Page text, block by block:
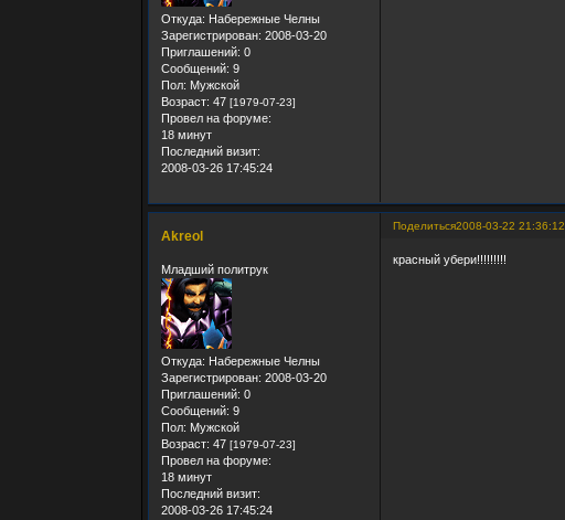
Откуда: Набережные Челны
Зарегистрирован: 2008-03-20
Приглашений: 0
Сообщений: 9
Пол: Мужской
Возраст: 47[1979-07-23]
Провел на форуме:
18 минут
Последний визит:
2008-03-26 17:45:24
Поделиться2008-03-22 21:36:12
Akreol
Младший политрук
Откуда: Набережные Челны
Зарегистрирован: 2008-03-20
Приглашений: 0
Сообщений: 9
Пол: Мужской
Возраст: 47[1979-07-23]
Провел на форуме:
18 минут
Последний визит:
2008-03-26 17:45:24
красный убери!!!!!!!!!